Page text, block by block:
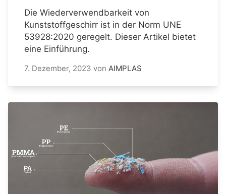
Die Wiederverwendbarkeit von
Kunststoffgeschirr ist in der Norm UNE
53928:2020 geregelt. Dieser Artikel bietet
eine Einführung.
7. Dezember, 2023 von AIMPLAS